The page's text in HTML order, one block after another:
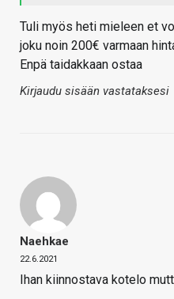
Tuli myös heti mieleen et
joku noin 200€ varmaan
Enpä taidakkaan ostaa
Kirjaudu sisään vastataksesi
Naehkae
22.6.2021
Ihan kiinnostava kotelo